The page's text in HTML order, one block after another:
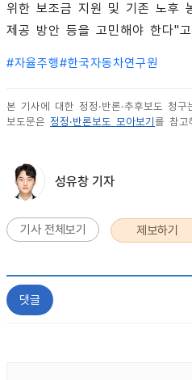
위한 보조금 지원 및 기존 노후
제공 방안 등을 고민해야 한다"
#자율주행#한국자동차연구원
본 기사에 대한 정정·반론·추후보도 청구
보도문은 정정·반론보도 모아보기 를 참고
성유창 기자
기사 전체보기 제보하기
댓글